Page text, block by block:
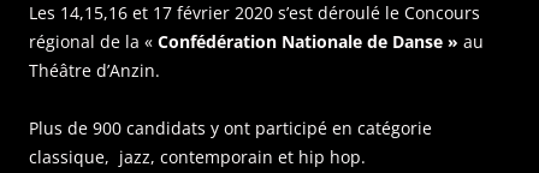
Les 14,15,16 et 17 février 2020 s’est déroulé le Concours
régional de la « Confédération Nationale de Danse » au
Théâtre d’Anzin.
Plus de 900 candidats y ont participé en catégorie
classique, jazz, contemporain et hip hop.